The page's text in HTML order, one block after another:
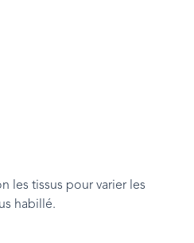
les tissus pour varier les
habillé.